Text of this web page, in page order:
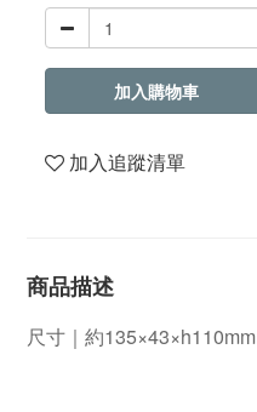
加入購物車
加入追蹤清單
商品描述
尺寸｜約135×43×h110mm